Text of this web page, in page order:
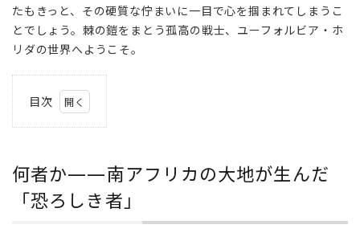
たもきっと、その硬質な佇まいに一目で心を掴まれてしまうこ
とでしょう。棘の鎧をまとう孤高の戦士、ユーフォルビア・ホ
リダの世界へようこそ。
目次
——
南ア
フリ
何者か——南アフリカの大地が生んだ
「恐ろしき者」